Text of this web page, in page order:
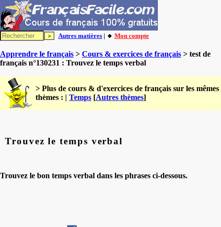
Autres matières | 🔸 Mon compte
Apprendre le français > Cours & exercices de français > test de
français n°130231 : Trouvez le temps verbal
> Plus de cours & d'exercices de français sur les mêmes
thèmes : | Temps [Autres thèmes]
Trouvez le temps verbal
Trouvez le bon temps verbal dans les phrases ci-dessous.